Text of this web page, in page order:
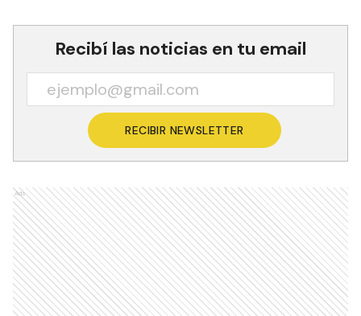
Recibí las noticias en tu email
RECIBIR NEWSLETTER
Ads